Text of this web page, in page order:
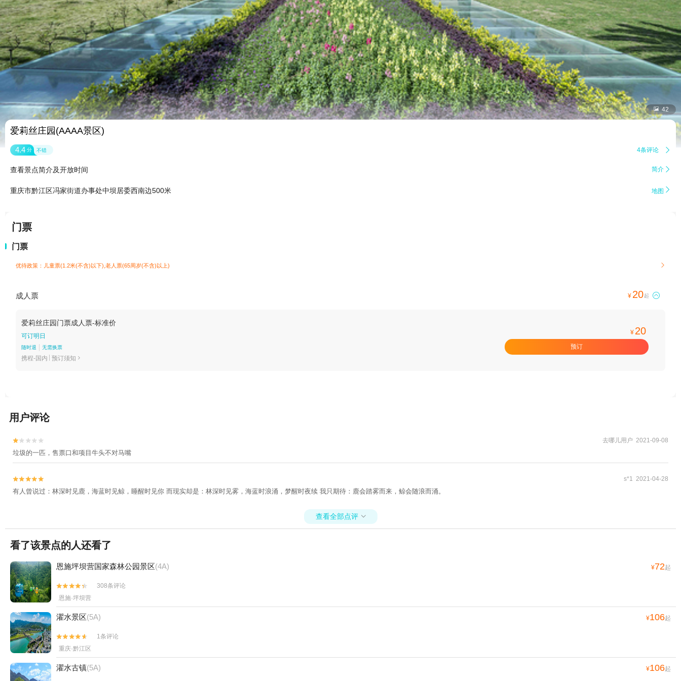
 42
爱莉丝庄园(AAAA景区)
4.4 分 不错 4条评论 
查看景点简介及开放时间 简介 
重庆市黔江区冯家街道办事处中坝居委西南边500米 地图 
门票
门票
优待政策：儿童票(1.2米(不含)以下),老人票(65周岁(不含)以上) 
成人票 ¥ 20起 
爱莉丝庄园门票成人票-标准价
可订明日
随时退 无需换票
携程-国内 预订须知 
¥ 20
预订
用户评论

 去哪儿用户 2021-09-08
垃圾的一匹，售票口和项目牛头不对马嘴

 s*1 2021-04-28
有人曾说过：林深时见鹿，海蓝时见鲸，睡醒时见你 而现实却是：林深时见雾，海蓝时浪涌，梦醒时夜续 我只期待：鹿会踏雾而来，鲸会随浪而涌。
查看全部点评 
看了该景点的人还看了
恩施坪坝营国家森林公园景区(4A) ¥72起


308条评论
恩施·坪坝营
濯水景区(5A) ¥106起


1条评论
重庆·黔江区
濯水古镇(5A) ¥106起